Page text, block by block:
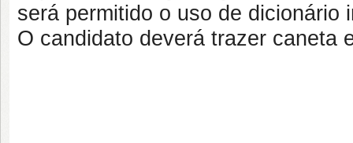
será permitido o uso de dicionário
O candidato deverá trazer caneta